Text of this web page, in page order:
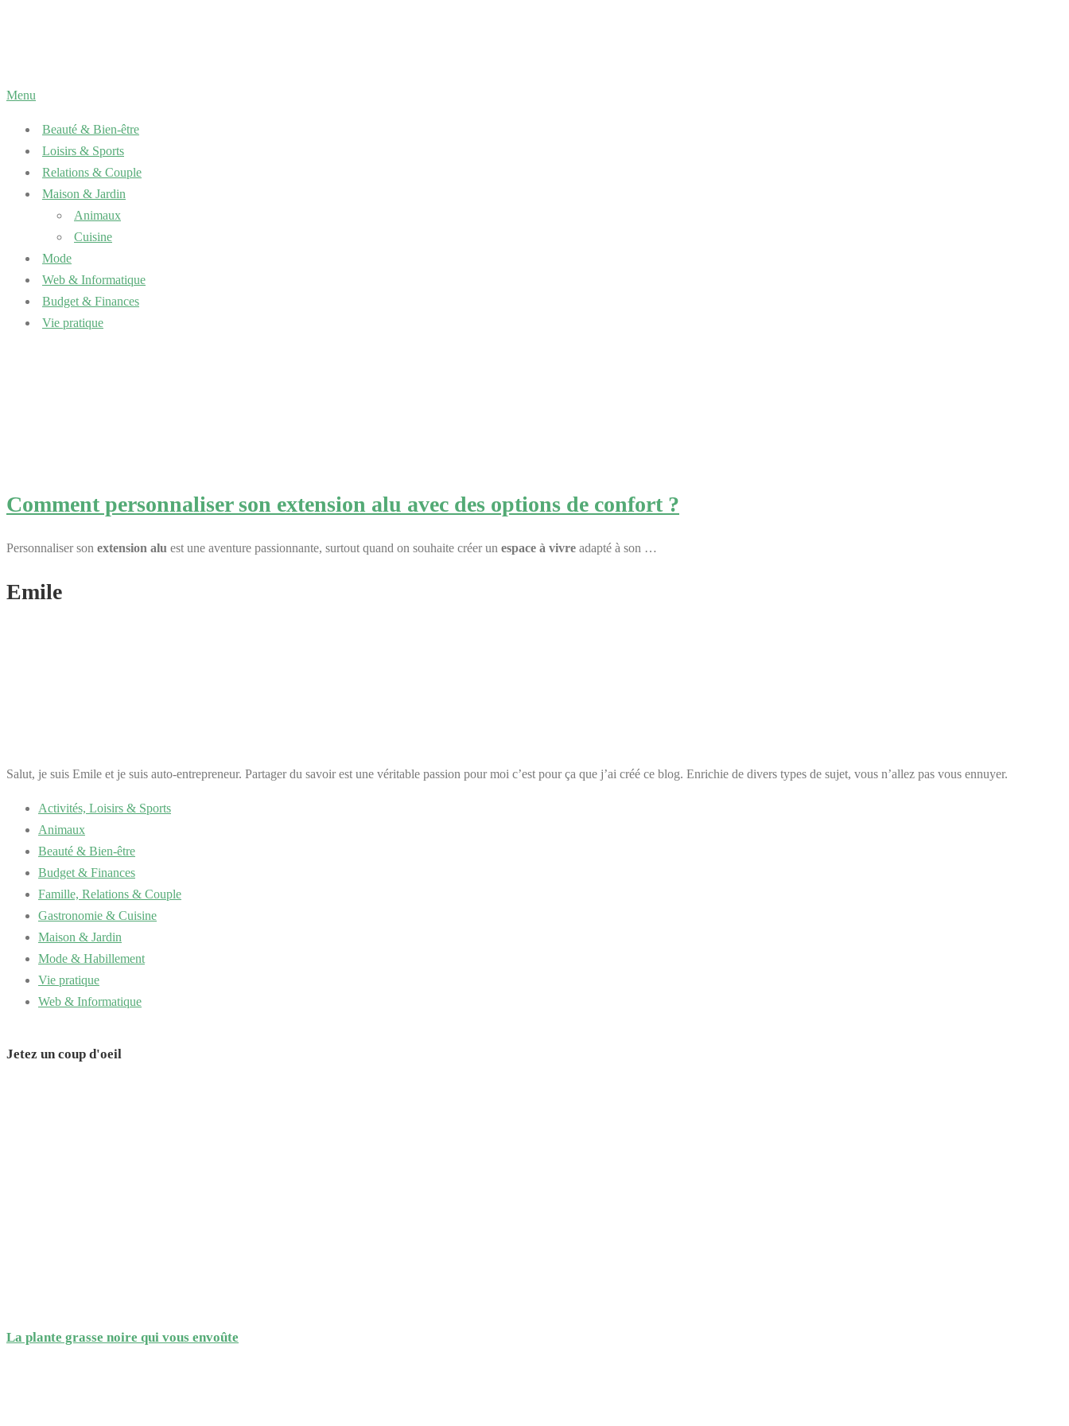
Menu
Beauté & Bien-être
Loisirs & Sports
Relations & Couple
Maison & Jardin
Animaux
Cuisine
Mode
Web & Informatique
Budget & Finances
Vie pratique
Comment personnaliser son extension alu avec des options de confort ?
Personnaliser son extension alu est une aventure passionnante, surtout quand on souhaite créer un espace à vivre adapté à son …
Emile
Salut, je suis Emile et je suis auto-entrepreneur. Partager du savoir est une véritable passion pour moi c’est pour ça que j’ai créé ce blog. Enrichie de divers types de sujet, vous n’allez pas vous ennuyer.
Activités, Loisirs & Sports
Animaux
Beauté & Bien-être
Budget & Finances
Famille, Relations & Couple
Gastronomie & Cuisine
Maison & Jardin
Mode & Habillement
Vie pratique
Web & Informatique
Jetez un coup d'oeil
La plante grasse noire qui vous envoûte